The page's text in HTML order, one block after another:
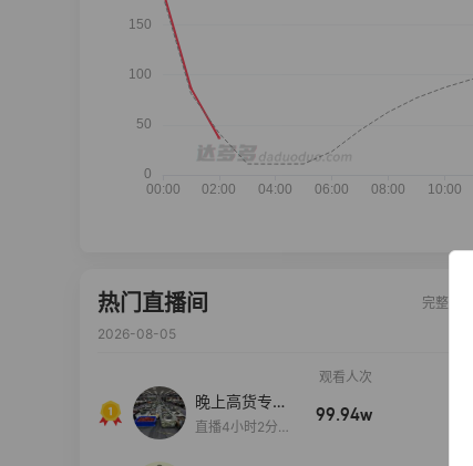
热门直播间
完整榜单
2026-08-05
观看人次
晚上高货专场
大放漏
直播4小时2分5
99.94w